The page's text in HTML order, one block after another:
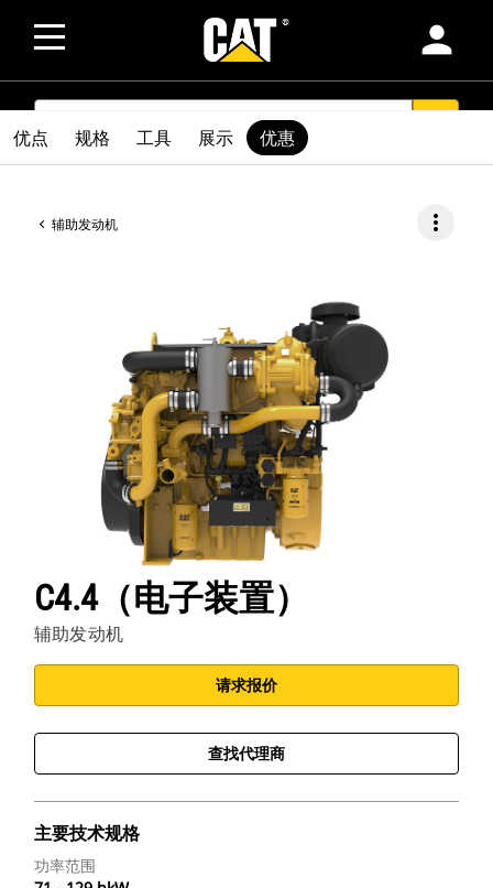
person
SEARCH
辅助发动机 more_vert
C4.4（电子装置）
辅助发动机
请求报价
查找代理商
主要技术规格
功率范围
优点 规格 工具 展示 优惠